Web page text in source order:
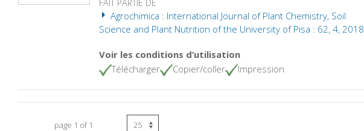
FAIT PARTIE DE
Agrochimica : International Journal of Plant Chemistry, Soil
Science and Plant Nutrition of the University of Pisa : 62, 4, 2018
Voir les conditions d’utilisation
Télécharger
Copier/coller Impression
page 1 of 1